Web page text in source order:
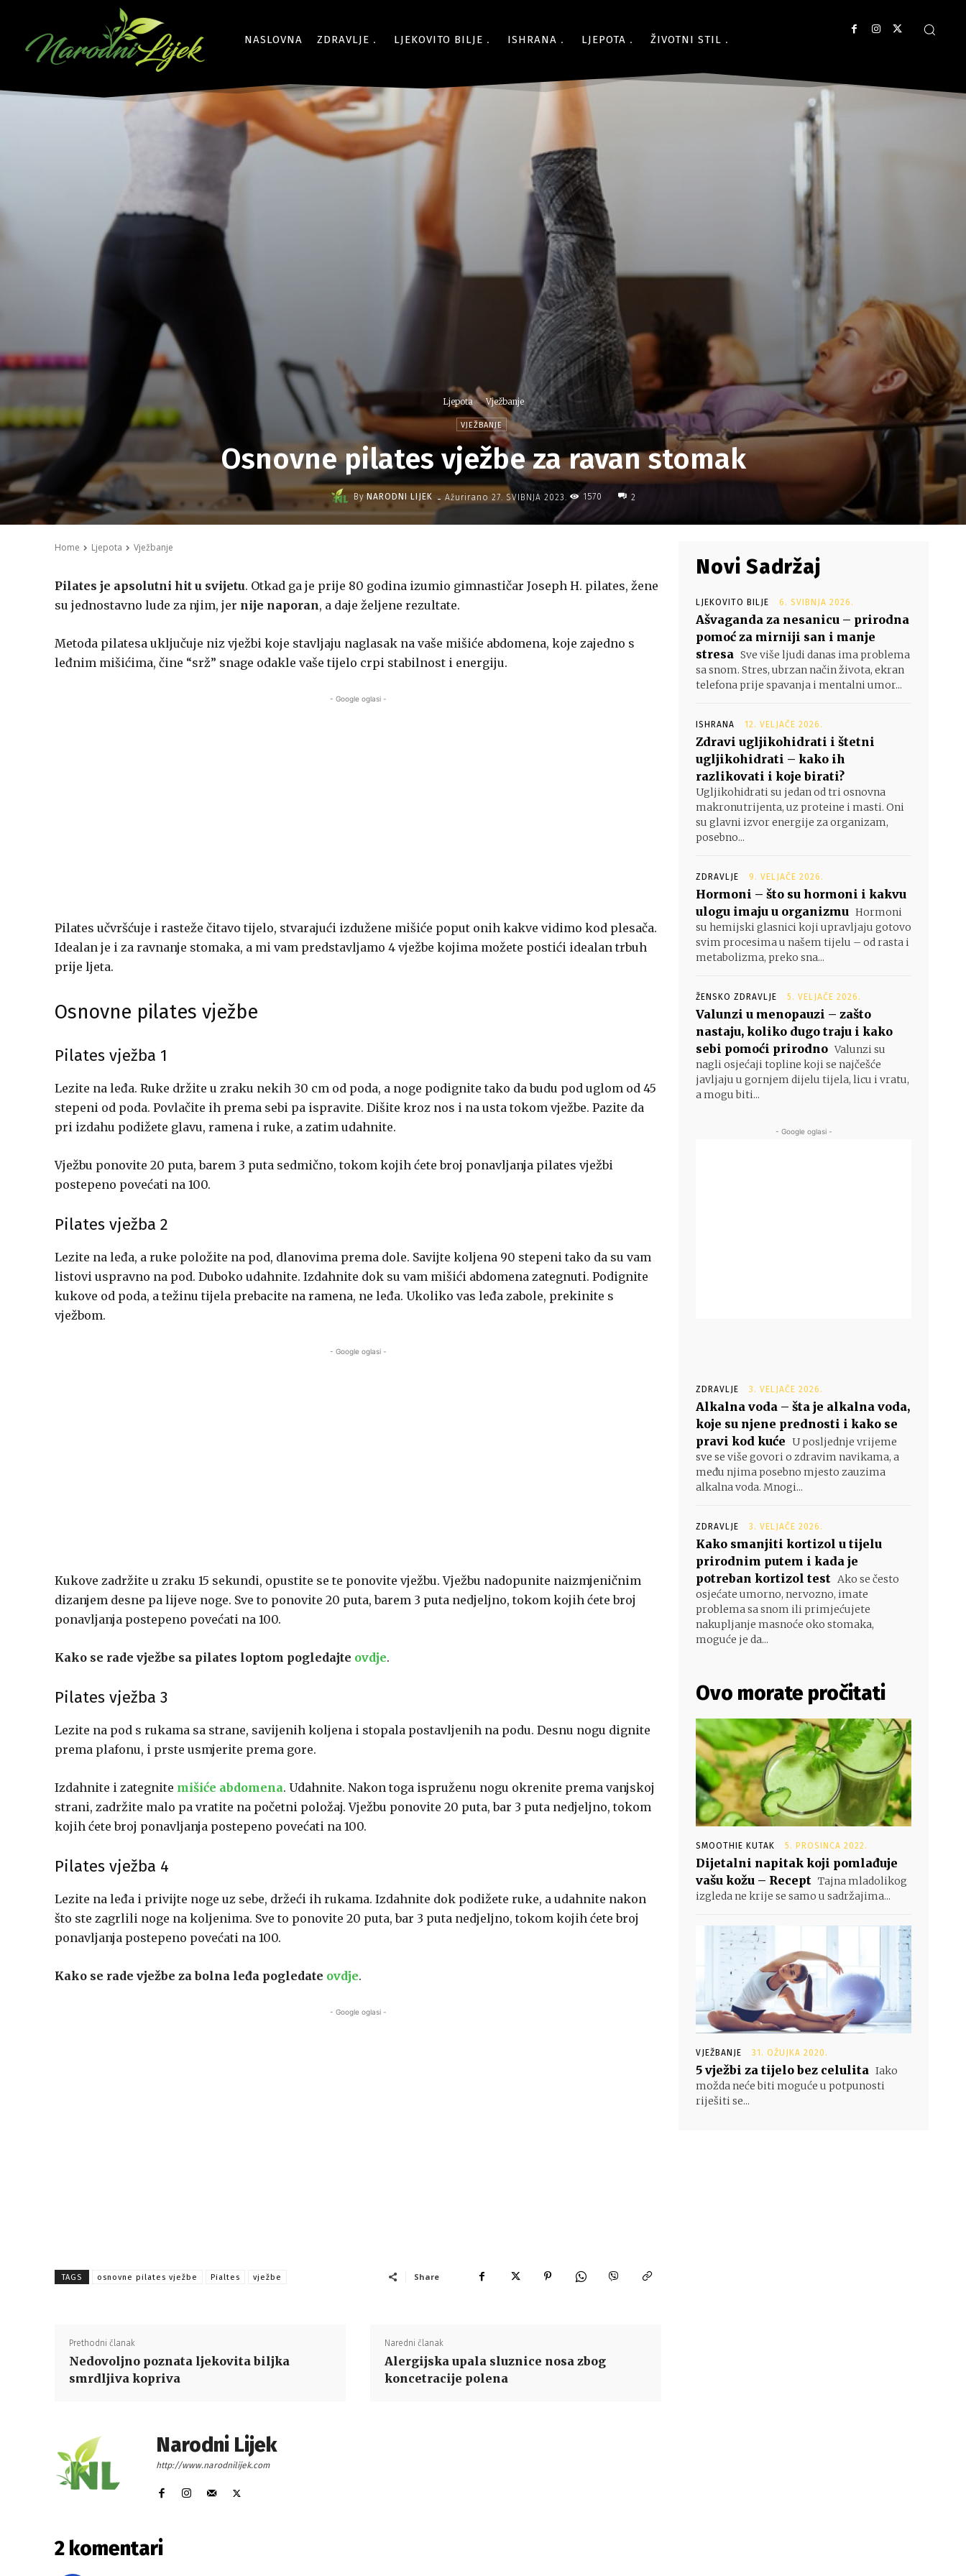
NASLOVNA ZDRAVLJE LJEKOVITO BILJE ISHRANA LJEPOTA ŽIVOTNI STIL
Ljepota Vježbanje
VJEŽBANJE
Osnovne pilates vježbe za ravan stomak
By NARODNI LIJEK - Ažurirano 27. SVIBNJA 2023. 1570 2
Home Ljepota Vježbanje
Pilates je apsolutni hit u svijetu. Otkad ga je prije 80 godina izumio gimnastičar Joseph H. pilates, žene
su jednostavno lude za njim, jer nije naporan, a daje željene rezultate.
Metoda pilatesa uključuje niz vježbi koje stavljaju naglasak na vaše mišiće abdomena, koje zajedno s
leđnim mišićima, čine “srž” snage odakle vaše tijelo crpi stabilnost i energiju.
- Google oglasi -
Pilates učvršćuje i rasteže čitavo tijelo, stvarajući izdužene mišiće poput onih kakve vidimo kod plesača.
Idealan je i za ravnanje stomaka, a mi vam predstavljamo 4 vježbe kojima možete postići idealan trbuh
prije ljeta.
Osnovne pilates vježbe
Pilates vježba 1
Lezite na leđa. Ruke držite u zraku nekih 30 cm od poda, a noge podignite tako da budu pod uglom od 45
stepeni od poda. Povlačite ih prema sebi pa ispravite. Dišite kroz nos i na usta tokom vježbe. Pazite da
pri izdahu podižete glavu, ramena i ruke, a zatim udahnite.
Vježbu ponovite 20 puta, barem 3 puta sedmično, tokom kojih ćete broj ponavljanja pilates vježbi
postepeno povećati na 100.
Pilates vježba 2
Lezite na leđa, a ruke položite na pod, dlanovima prema dole. Savijte koljena 90 stepeni tako da su vam
listovi uspravno na pod. Duboko udahnite. Izdahnite dok su vam mišići abdomena zategnuti. Podignite
kukove od poda, a težinu tijela prebacite na ramena, ne leđa. Ukoliko vas leđa zabole, prekinite s
vježbom.
- Google oglasi -
Kukove zadržite u zraku 15 sekundi, opustite se te ponovite vježbu. Vježbu nadopunite naizmjeničnim
dizanjem desne pa lijeve noge. Sve to ponovite 20 puta, barem 3 puta nedjeljno, tokom kojih ćete broj
ponavljanja postepeno povećati na 100.
Kako se rade vježbe sa pilates loptom pogledajte ovdje.
Pilates vježba 3
Lezite na pod s rukama sa strane, savijenih koljena i stopala postavljenih na podu. Desnu nogu dignite
prema plafonu, i prste usmjerite prema gore.
Izdahnite i zategnite mišiće abdomena. Udahnite. Nakon toga ispruženu nogu okrenite prema vanjskoj
strani, zadržite malo pa vratite na početni položaj. Vježbu ponovite 20 puta, bar 3 puta nedjeljno, tokom
kojih ćete broj ponavljanja postepeno povećati na 100.
Pilates vježba 4
Lezite na leđa i privijte noge uz sebe, držeći ih rukama. Izdahnite dok podižete ruke, a udahnite nakon
što ste zagrlili noge na koljenima. Sve to ponovite 20 puta, bar 3 puta nedjeljno, tokom kojih ćete broj
ponavljanja postepeno povećati na 100.
Kako se rade vježbe za bolna leđa pogledate ovdje.
- Google oglasi -
TAGS osnovne pilates vježbe Pialtes vježbe Share
Prethodni članak
Nedovoljno poznata ljekovita biljka
smrdljiva kopriva
Naredni članak
Alergijska upala sluznice nosa zbog
koncetracije polena
Narodni Lijek
http://www.narodnilijek.com
2 komentari
Novi Sadržaj
LJEKOVITO BILJE 6. SVIBNJA 2026.
Ašvaganda za nesanicu – prirodna
pomoć za mirniji san i manje
stresa Sve više ljudi danas ima problema
sa snom. Stres, ubrzan način života, ekran
telefona prije spavanja i mentalni umor...
ISHRANA 12. VELJAČE 2026.
Zdravi ugljikohidrati i štetni
ugljikohidrati – kako ih
razlikovati i koje birati?
Ugljikohidrati su jedan od tri osnovna
makronutrijenta, uz proteine i masti. Oni
su glavni izvor energije za organizam,
posebno...
ZDRAVLJE 9. VELJAČE 2026.
Hormoni – što su hormoni i kakvu
ulogu imaju u organizmu Hormoni
su hemijski glasnici koji upravljaju gotovo
svim procesima u našem tijelu – od rasta i
metabolizma, preko sna...
ŽENSKO ZDRAVLJE 5. VELJAČE 2026.
Valunzi u menopauzi – zašto
nastaju, koliko dugo traju i kako
sebi pomoći prirodno Valunzi su
nagli osjećaji topline koji se najčešće
javljaju u gornjem dijelu tijela, licu i vratu,
a mogu biti...
- Google oglasi -
ZDRAVLJE 3. VELJAČE 2026.
Alkalna voda – šta je alkalna voda,
koje su njene prednosti i kako se
pravi kod kuće U posljednje vrijeme
sve se više govori o zdravim navikama, a
među njima posebno mjesto zauzima
alkalna voda. Mnogi...
ZDRAVLJE 3. VELJAČE 2026.
Kako smanjiti kortizol u tijelu
prirodnim putem i kada je
potreban kortizol test Ako se često
osjećate umorno, nervozno, imate
problema sa snom ili primjećujete
nakupljanje masnoće oko stomaka,
moguće je da...
Ovo morate pročitati
SMOOTHIE KUTAK 5. PROSINCA 2022.
Dijetalni napitak koji pomlađuje
vašu kožu – Recept Tajna mladolikog
izgleda ne krije se samo u sadržajima...
VJEŽBANJE 31. OŽUJKA 2020.
5 vježbi za tijelo bez celulita Iako
možda neće biti moguće u potpunosti
riješiti se...